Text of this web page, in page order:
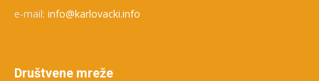
e-mail: info@karlovacki.info
Društvene mreže